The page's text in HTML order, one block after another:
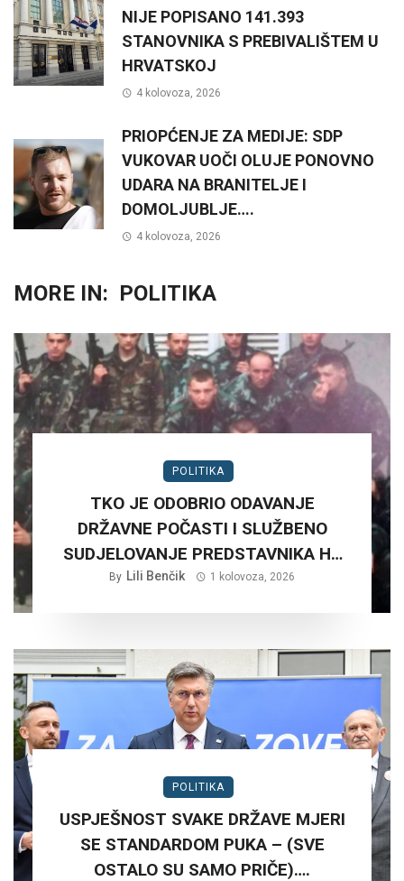
NIJE POPISANO 141.393
STANOVNIKA S PREBIVALIŠTEM U
HRVATSKOJ
4 kolovoza, 2026
PRIOPĆENJE ZA MEDIJE: SDP
VUKOVAR UOČI OLUJE PONOVNO
UDARA NA BRANITELJE I
DOMOLJUBLJE….
4 kolovoza, 2026
MORE IN: POLITIKA
POLITIKA
TKO JE ODOBRIO ODAVANJE
DRŽAVNE POČASTI I SLUŽBENO
SUDJELOVANJE PREDSTAVNIKA HV
NA RUŠNJAKU KOD BADERNE 27,
By Lili Benčik 1 kolovoza, 2026
POLITIKA
USPJEŠNOST SVAKE DRŽAVE MJERI
SE STANDARDOM PUKA – (SVE
OSTALO SU SAMO PRIČE)….